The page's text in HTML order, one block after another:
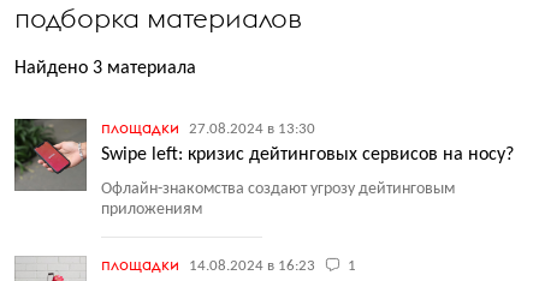
подборка материалов
Найдено 3 материала
площадки 27.08.2024 в 13:30
Swipe left: кризис дейтинговых сервисов на носу?
Офлайн-знакомства создают угрозу дейтинговым
приложениям
площадки 14.08.2024 в 16:23 1